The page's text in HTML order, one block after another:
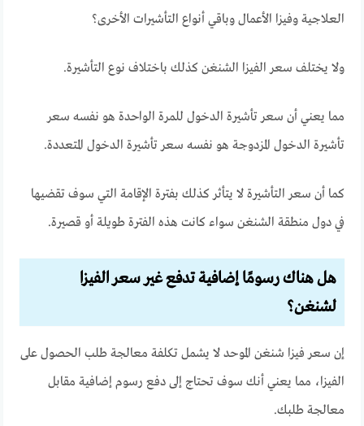
العلاجية وفيزا الأعمال وباقي أنواع التأشيرات الأخرى؟
ولا يختلف سعر الفيزا الشنغن كذلك باختلاف نوع التأشيرة.
مما يعني أن سعر تأشيرة الدخول للمرة الواحدة هو نفسه سعر
تأشيرة الدخول المزدوجة هو نفسه سعر تأشيرة الدخول المتعددة.
كما أن سعر التأشيرة لا يتأثر كذلك بفترة الإقامة التي سوف تقضيها
في دول منطقة الشنغن سواء كانت هذه الفترة طويلة أو قصيرة.
هل هناك رسومًا إضافية تدفع غير سعر الفيزا
لشنغن؟
إن سعر فيزا شنغن الموحد لا يشمل تكلفة معالجة طلب الحصول على
الفيزا، مما يعني أنك سوف تحتاج إلى دفع رسوم إضافية مقابل
معالجة طلبك.